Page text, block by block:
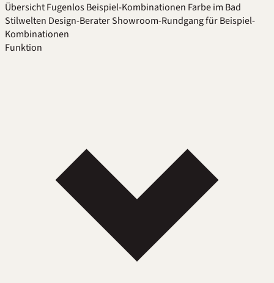
ÜbersichtFugenlosBeispiel-Kombinationen Farbe im Bad
Stilwelten Design-BeraterShowroom-Rundgang für Beispiel-
Kombinationen
Funktion